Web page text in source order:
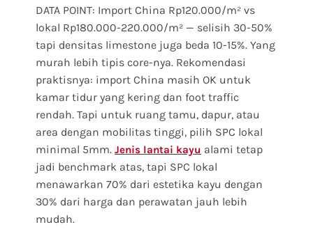
DATA POINT: Import China Rp120.000/m² vs
lokal Rp180.000-220.000/m² — selisih 30-50%
tapi densitas limestone juga beda 10-15%. Yang
murah lebih tipis core-nya. Rekomendasi
praktisnya: import China masih OK untuk
kamar tidur yang kering dan foot traffic
rendah. Tapi untuk ruang tamu, dapur, atau
area dengan mobilitas tinggi, pilih SPC lokal
minimal 5mm. Jenis lantai kayu alami tetap
jadi benchmark atas, tapi SPC lokal
menawarkan 70% dari estetika kayu dengan
30% dari harga dan perawatan jauh lebih
mudah.